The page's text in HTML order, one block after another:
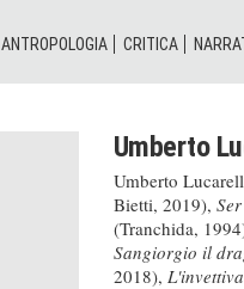
ANTROPOLOGIA CRITICA
Umberto
Umberto
Bietti, 2019),
(Tranchida,
Sangiorgio il
2018), L'invettiva